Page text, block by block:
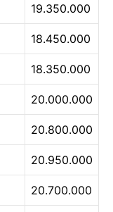
19.350.000
18.450.000
18.350.000
20.000.000
20.800.000
20.950.000
20.700.000